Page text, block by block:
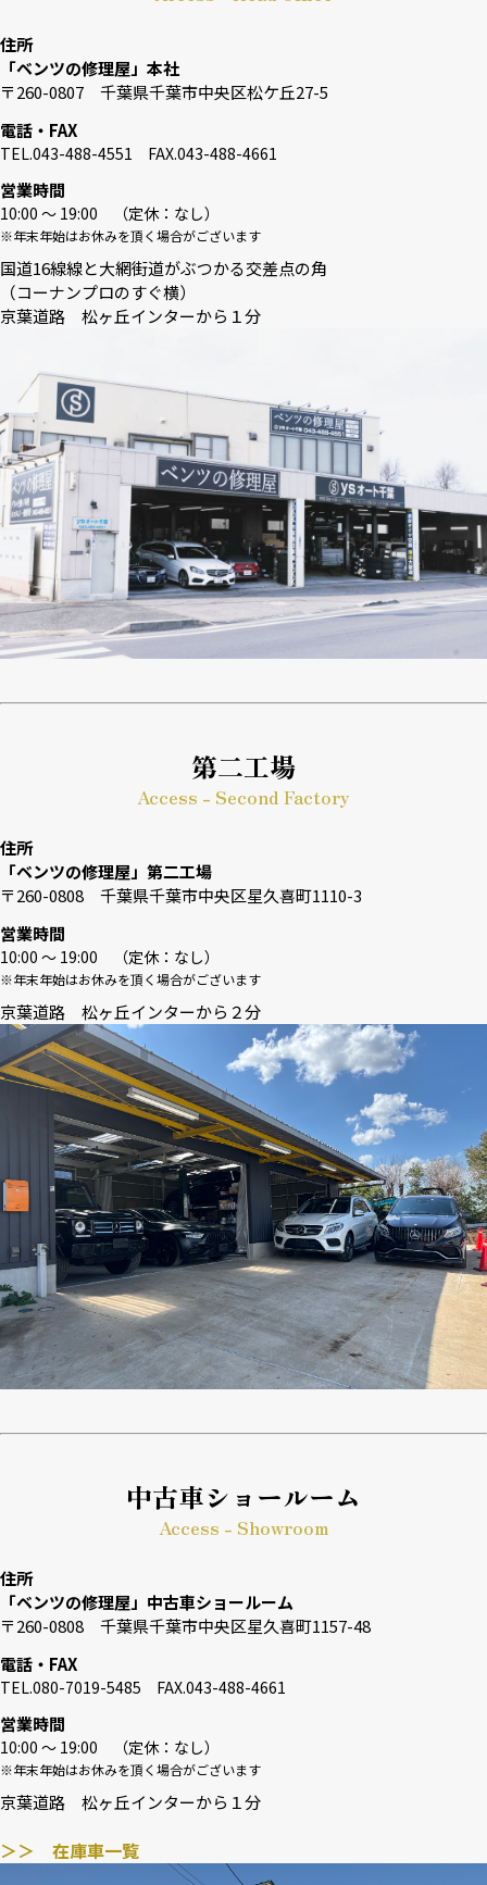
住所
「ベンツの修理屋」本社
〒260-0807 千葉県千葉市中央区松ケ丘27-5
電話・FAX
TEL.043-488-4551 FAX.043-488-4661
営業時間
10:00 〜 19:00 （定休：なし）
※年末年始はお休みを頂く場合がございます
国道16線線と大網街道がぶつかる交差点の角
（コーナンプロのすぐ横）
京葉道路 松ヶ丘インターから１分
第二工場
Access - Second Factory
住所
「ベンツの修理屋」第二工場
〒260-0808 千葉県千葉市中央区星久喜町1110-3
営業時間
10:00 〜 19:00 （定休：なし）
※年末年始はお休みを頂く場合がございます
京葉道路 松ヶ丘インターから２分
中古車ショールーム
Access - Showroom
住所
「ベンツの修理屋」中古車ショールーム
〒260-0808 千葉県千葉市中央区星久喜町1157-48
電話・FAX
TEL.080-7019-5485 FAX.043-488-4661
営業時間
10:00 〜 19:00 （定休：なし）
※年末年始はお休みを頂く場合がございます
京葉道路 松ヶ丘インターから１分
＞＞ 在庫車一覧